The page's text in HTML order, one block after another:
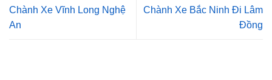
Chành Xe Vĩnh Long Nghệ
An
Chành Xe Bắc Ninh Đi Lâm
Đồng